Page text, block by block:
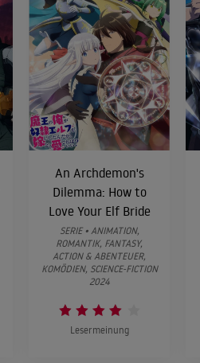
An Archdemon's
Dilemma: How to
Love Your Elf Bride
SERIE • ANIMATION,
ROMANTIK, FANTASY,
ACTION & ABENTEUER,
KOMÖDIEN, SCIENCE-FICTION
2024
Lesermeinung